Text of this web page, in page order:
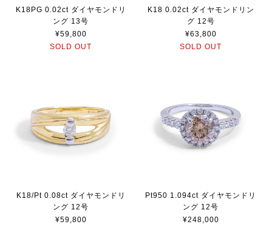
K18PG 0.02ct ダイヤモンドリ
ング 13号
¥59,800
SOLD OUT
K18 0.02ct ダイヤモンドリン
グ 12号
¥63,800
SOLD OUT
K18/Pt 0.08ct ダイヤモンドリ
ング 12号
¥59,800
Pt950 1.094ct ダイヤモンドリ
ング 12号
¥248,000